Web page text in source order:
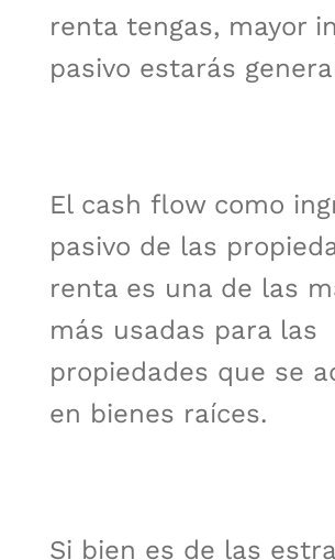
renta tengas, mayor
pasivo estarás
El cash flow como
pasivo de las
renta es una de las
más usadas para las
propiedades que se
en bienes raíces.
Si bien es de las